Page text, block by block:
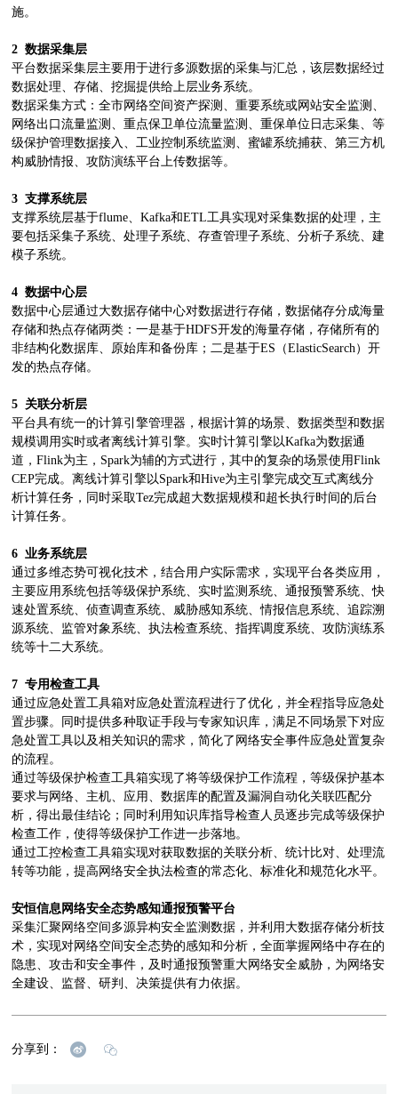
施。
2数据采集层
平台数据采集层主要用于进行多源数据的采集与汇总，该层数据经过
数据处理、存储、挖掘提供给上层业务系统。
数据采集方式：全市网络空间资产探测、重要系统或网站安全监测、
网络出口流量监测、重点保卫单位流量监测、重保单位日志采集、等
级保护管理数据接入、工业控制系统监测、蜜罐系统捕获、第三方机
构威胁情报、攻防演练平台上传数据等。
3支撑系统层
支撑系统层基于flume、Kafka和ETL工具实现对采集数据的处理，主
要包括采集子系统、处理子系统、存查管理子系统、分析子系统、建
模子系统。
4数据中心层
数据中心层通过大数据存储中心对数据进行存储，数据储存分成海量
存储和热点存储两类：一是基于HDFS开发的海量存储，存储所有的
非结构化数据库、原始库和备份库；二是基于ES（ElasticSearch）开
发的热点存储。
5 关联分析层
平台具有统一的计算引擎管理器，根据计算的场景、数据类型和数据
规模调用实时或者离线计算引擎。实时计算引擎以Kafka为数据通
道，Flink为主，Spark为辅的方式进行，其中的复杂的场景使用Flink
CEP完成。离线计算引擎以Spark和Hive为主引擎完成交互式离线分
析计算任务，同时采取Tez完成超大数据规模和超长执行时间的后台
计算任务。
6业务系统层
通过多维态势可视化技术，结合用户实际需求，实现平台各类应用，
主要应用系统包括等级保护系统、实时监测系统、通报预警系统、快
速处置系统、侦查调查系统、威胁感知系统、情报信息系统、追踪溯
源系统、监管对象系统、执法检查系统、指挥调度系统、攻防演练系
统等十二大系统。
7专用检查工具
通过应急处置工具箱对应急处置流程进行了优化，并全程指导应急处
置步骤。同时提供多种取证手段与专家知识库，满足不同场景下对应
急处置工具以及相关知识的需求，简化了网络安全事件应急处置复杂
的流程。
通过等级保护检查工具箱实现了将等级保护工作流程，等级保护基本
要求与网络、主机、应用、数据库的配置及漏洞自动化关联匹配分
析，得出最佳结论；同时利用知识库指导检查人员逐步完成等级保护
检查工作，使得等级保护工作进一步落地。
通过工控检查工具箱实现对获取数据的关联分析、统计比对、处理流
转等功能，提高网络安全执法检查的常态化、标准化和规范化水平。
安恒信息网络安全态势感知通报预警平台
采集汇聚网络空间多源异构安全监测数据，并利用大数据存储分析技
术，实现对网络空间安全态势的感知和分析，全面掌握网络中存在的
隐患、攻击和安全事件，及时通报预警重大网络安全威胁，为网络安
全建设、监督、研判、决策提供有力依据。
分享到：